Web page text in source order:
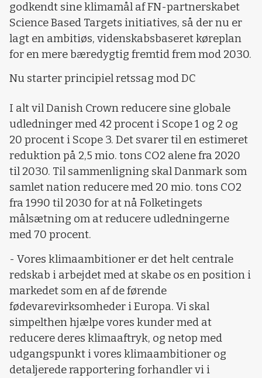
godkendt sine klimamål af FN-partnerskabet
Science Based Targets initiatives, så der nu er
lagt en ambitiøs, videnskabsbaseret køreplan
for en mere bæredygtig fremtid frem mod 2030.
Nu starter principiel retssag mod DC
I alt vil Danish Crown reducere sine globale
udledninger med 42 procent i Scope 1 og 2 og
20 procent i Scope 3. Det svarer til en estimeret
reduktion på 2,5 mio. tons CO2 alene fra 2020
til 2030. Til sammenligning skal Danmark som
samlet nation reducere med 20 mio. tons CO2
fra 1990 til 2030 for at nå Folketingets
målsætning om at reducere udledningerne
med 70 procent.
- Vores klimaambitioner er det helt centrale
redskab i arbejdet med at skabe os en position i
markedet som en af de førende
fødevarevirksomheder i Europa. Vi skal
simpelthen hjælpe vores kunder med at
reducere deres klimaaftryk, og netop med
udgangspunkt i vores klimaambitioner og
detaljerede rapportering forhandler vi i